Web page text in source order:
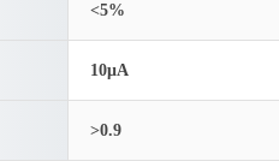
<5%
10μA
>0.9